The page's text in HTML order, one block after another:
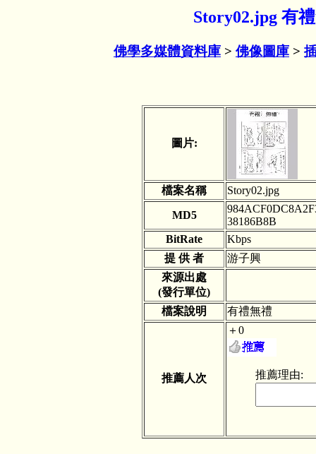
Story02.jpg 有
佛學多媒體資料庫 > 佛像圖庫 >
圖片:
檔案名稱 Story02.jpg
MD5
38186B8B
BitRate
Kbps
提 供 者
游子興
來源出處
(發行單位)
檔案說明
有禮無禮
推薦人次
＋0
推薦理由: